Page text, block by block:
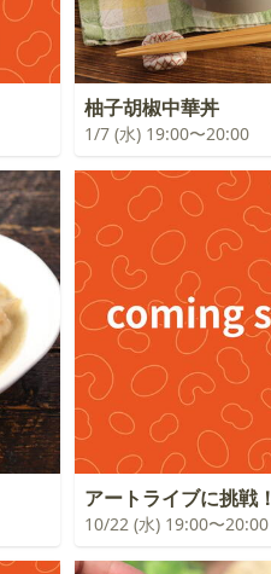
柚子胡椒中華丼
1/7 (水) 19:00〜20:00
アートライブに挑戦！
10/22 (水) 19:00〜20:00